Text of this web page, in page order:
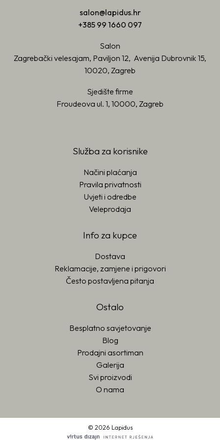
salon@lapidus.hr
+385 99 1660 097
Salon
Zagrebački velesajam, Paviljon 12, Avenija Dubrovnik 15,
10020, Zagreb
Sjedište firme
Froudeova ul. 1, 10000, Zagreb
Služba za korisnike
Načini plaćanja
Pravila privatnosti
Uvjeti i odredbe
Veleprodaja
Info za kupce
Dostava
Reklamacije, zamjene i prigovori
Često postavljena pitanja
Ostalo
Besplatno savjetovanje
Blog
Prodajni asortiman
Galerija
Svi proizvodi
O nama
© 2026 Lapidus